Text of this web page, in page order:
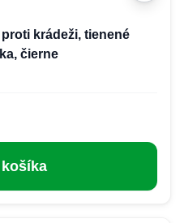
krádeži, tienené
čierne